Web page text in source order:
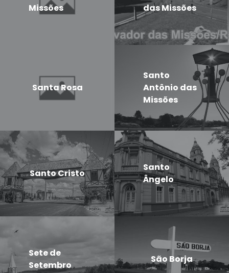
Missões
das Missões
Santa Rosa
Santo
Antônio das
Missões
Santo Cristo
Santo
Ângelo
Sete de
Setembro
São Borja